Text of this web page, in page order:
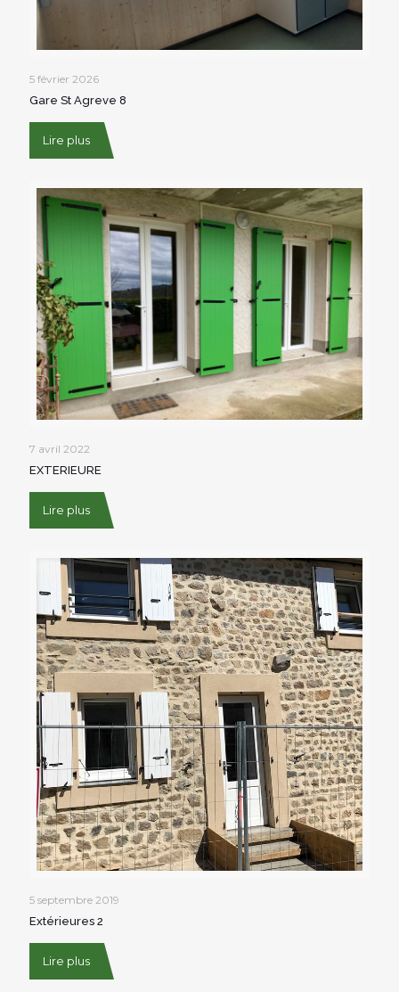
5 février 2026
Gare St Agreve 8
Lire plus
7 avril 2022
EXTERIEURE
Lire plus
5 septembre 2019
Extérieures 2
Lire plus